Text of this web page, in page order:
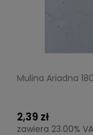
Mulina Ariadna
2,39 zł
zawiera 23.00%